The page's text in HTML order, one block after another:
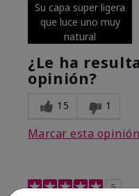
Su capa super ligera
que luce uno muy
natural
¿Le ha
opinión?
15 1
Marcar esta opinión
5